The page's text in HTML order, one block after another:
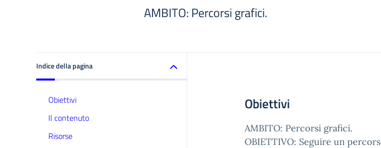
AMBITO: Percorsi grafici.
Indice della pagina
Obiettivi
Il contenuto
Risorse
Obiettivi
AMBITO: Percorsi grafici.
OBIETTIVO: Seguire un